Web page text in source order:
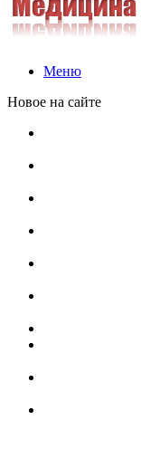
Меню
Новое на сайте